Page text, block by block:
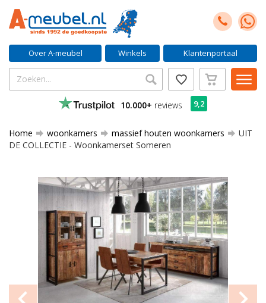
Over A-meubel Winkels Klantenportaal
10.000+ reviews 9,2
Home woonkamers massief houten woonkamers
UIT
DE COLLECTIE - Woonkamerset Someren